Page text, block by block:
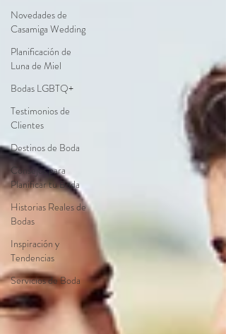
Novedades de
Casamiga Wedding
Planificación de
Luna de Miel
Bodas LGBTQ+
Testimonios de
Clientes
Destinos de Boda
Consejos para
Planificar tu Boda
Historias Reales de
Bodas
Inspiración y
Tendencias
Servicios de Boda